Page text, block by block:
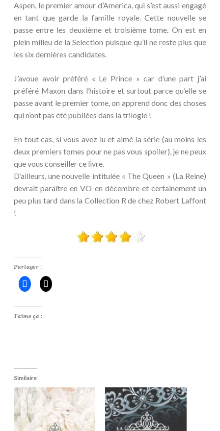
Aspen, le premier amour d’America, qui s’est aussi engagé
en tant que garde la famille royale. Cette nouvelle se
passe entre les deuxième et troisième tome. On est en
plein milieu de la Selection puisque qu’il ne reste plus que
les six dernières candidates.
J’avoue avoir préféré « Le Prince » car d’une part j’ai
préféré Maxon dans l’histoire et surtout parce qu’elle se
passe avant le premier tome, on apprend donc des choses
qui n’ont pas été publiées dans la trilogie !
En tout cas, si vous avez lu et aimé la série (au moins les
deux premiers tomes pour ne pas vous spoiler), je ne peux
que vous conseiller ce livre.
D’ailleurs, une nouvelle intitulée « The Queen » (La Reine)
devrait paraître en VO en décembre et certainement un
peu plus tard dans la Collection R de chez Robert Laffont
!
Partager :
J’aime ça :
Similaire